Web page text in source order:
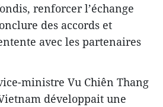
renforcer l’échange
des accords et
avec les partenaires
ministre Vu Chiên Thang
développait une